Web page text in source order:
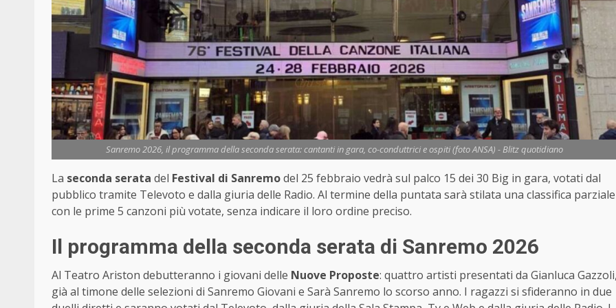
Sanremo 2026, il programma della seconda serata: cantanti in gara, co-conduttrici e ospiti (foto ANSA) - Blitz quotidiano
La seconda serata del Festival di Sanremodel 25 febbraio vedrà sul palco 15 dei 30 Big in gara, votati dal
pubblico tramite Televoto e dalla giuria delle Radio. Al termine della puntata sarà stilata una classifica parziale
con le prime 5 canzoni più votate, senza indicare il loro ordine preciso.
Il programma della seconda serata di Sanremo 2026
Al Teatro Ariston debutteranno i giovani delle Nuove Proposte: quattro artisti presentati da Gianluca
già al timone delle selezioni di Sanremo Giovani e Sarà Sanremo lo scorso anno. I ragazzi si sfideranno in due